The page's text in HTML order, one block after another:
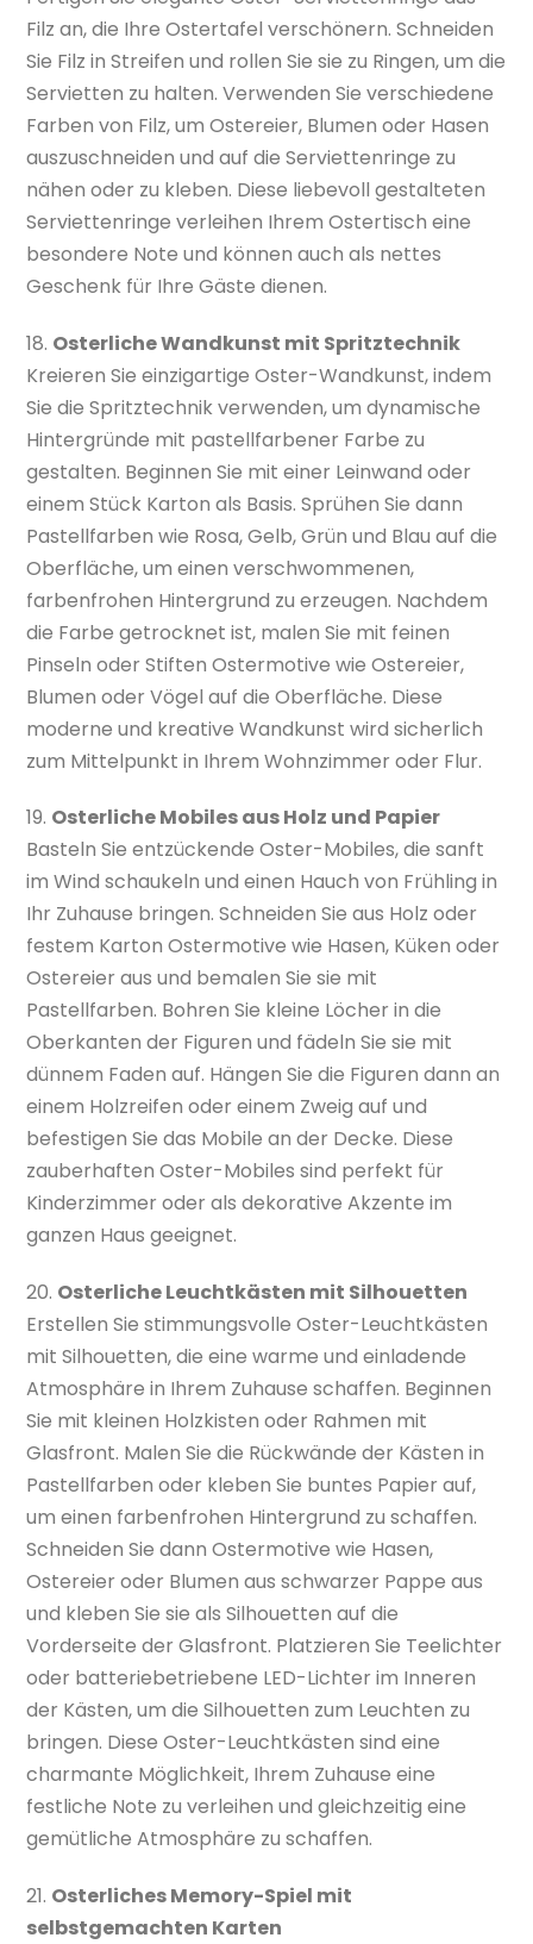
Filz an, die Ihre Ostertafel verschönern. Schneiden
Sie Filz in Streifen und rollen Sie sie zu Ringen, um die
Servietten zu halten. Verwenden Sie verschiedene
Farben von Filz, um Ostereier, Blumen oder Hasen
auszuschneiden und auf die Serviettenringe zu
nähen oder zu kleben. Diese liebevoll gestalteten
Serviettenringe verleihen Ihrem Ostertisch eine
besondere Note und können auch als nettes
Geschenk für Ihre Gäste dienen.
18. Osterliche Wandkunst mit Spritztechnik
Kreieren Sie einzigartige Oster-Wandkunst, indem
Sie die Spritztechnik verwenden, um dynamische
Hintergründe mit pastellfarbener Farbe zu
gestalten. Beginnen Sie mit einer Leinwand oder
einem Stück Karton als Basis. Sprühen Sie dann
Pastellfarben wie Rosa, Gelb, Grün und Blau auf die
Oberfläche, um einen verschwommenen,
farbenfrohen Hintergrund zu erzeugen. Nachdem
die Farbe getrocknet ist, malen Sie mit feinen
Pinseln oder Stiften Ostermotive wie Ostereier,
Blumen oder Vögel auf die Oberfläche. Diese
moderne und kreative Wandkunst wird sicherlich
zum Mittelpunkt in Ihrem Wohnzimmer oder Flur.
19. Osterliche Mobiles aus Holz und Papier
Basteln Sie entzückende Oster-Mobiles, die sanft
im Wind schaukeln und einen Hauch von Frühling in
Ihr Zuhause bringen. Schneiden Sie aus Holz oder
festem Karton Ostermotive wie Hasen, Küken oder
Ostereier aus und bemalen Sie sie mit
Pastellfarben. Bohren Sie kleine Löcher in die
Oberkanten der Figuren und fädeln Sie sie mit
dünnem Faden auf. Hängen Sie die Figuren dann an
einem Holzreifen oder einem Zweig auf und
befestigen Sie das Mobile an der Decke. Diese
zauberhaften Oster-Mobiles sind perfekt für
Kinderzimmer oder als dekorative Akzente im
ganzen Haus geeignet.
20. Osterliche Leuchtkästen mit Silhouetten
Erstellen Sie stimmungsvolle Oster-Leuchtkästen
mit Silhouetten, die eine warme und einladende
Atmosphäre in Ihrem Zuhause schaffen. Beginnen
Sie mit kleinen Holzkisten oder Rahmen mit
Glasfront. Malen Sie die Rückwände der Kästen in
Pastellfarben oder kleben Sie buntes Papier auf,
um einen farbenfrohen Hintergrund zu schaffen.
Schneiden Sie dann Ostermotive wie Hasen,
Ostereier oder Blumen aus schwarzer Pappe aus
und kleben Sie sie als Silhouetten auf die
Vorderseite der Glasfront. Platzieren Sie Teelichter
oder batteriebetriebene LED-Lichter im Inneren
der Kästen, um die Silhouetten zum Leuchten zu
bringen. Diese Oster-Leuchtkästen sind eine
charmante Möglichkeit, Ihrem Zuhause eine
festliche Note zu verleihen und gleichzeitig eine
gemütliche Atmosphäre zu schaffen.
21. Osterliches Memory-Spiel mit
selbstgemachten Karten